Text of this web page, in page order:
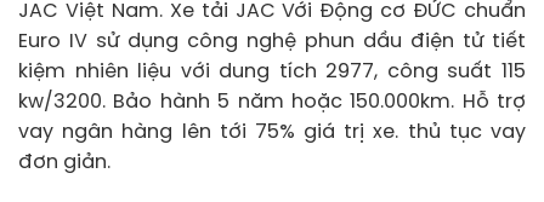
JAC Việt Nam. Xe tải JAC Với Động cơ ĐỨC chuẩn
Euro IV sử dụng công nghệ phun dầu điện tử tiết
kiệm nhiên liệu với dung tích 2977, công suất 115
kw/3200. Bảo hành 5 năm hoặc 150.000km. Hỗ trợ
vay ngân hàng lên tới 75% giá trị xe. thủ tục vay
đơn giản.